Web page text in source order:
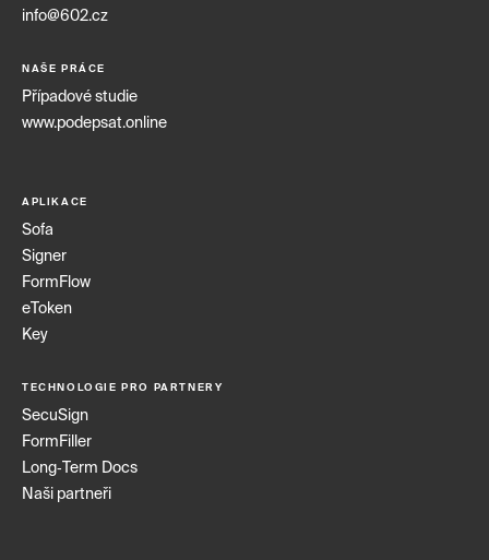
info@602.cz
NAŠE PRÁCE
Případové studie
www.podepsat.online
APLIKACE
Sofa
Signer
FormFlow
eToken
Key
TECHNOLOGIE PRO PARTNERY
SecuSign
FormFiller
Long‑Term Docs
Naši partneři